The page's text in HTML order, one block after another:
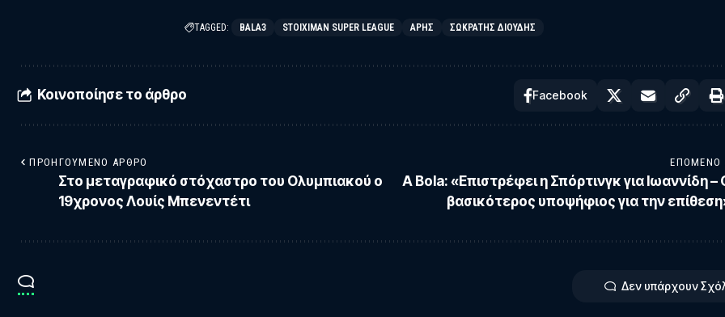
TAGGED: BALA3 STOIXIMAN SUPER LEAGUE ΑΡΗΣ ΣΩΚΡΆΤΗΣ ΔΙΟΎΔΗΣ
Κοινοποίησε το άρθρο Facebook
ΠΡΟΗΓΟΎΜΕΝΟ ΆΡΘΡΟ
Στο μεταγραφικό στόχαστρο του Ολυμπιακού ο
19χρονος Λουίς Μπενεντέτι
ΕΠΌΜΕΝΟ
A Bola: «Επιστρέφει η Σπόρτινγκ για Ιωαννίδη –
βασικότερος υποψήφιος για την
Δεν υπάρχουν